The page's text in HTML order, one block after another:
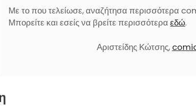
Με το που τελείωσε, αναζήτησα περισσότερα
Μπορείτε και εσείς να βρείτε περισσότεραεδώ.
Αριστείδης Κώτσης,